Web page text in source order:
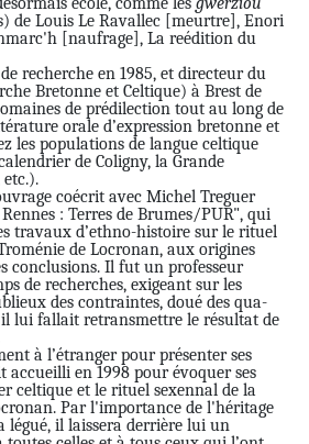
de Louis Le Ravallec [meurtre], Enori
[naufrage], La reédition du
recherche en 1985, et directeur du
Bretonne et Celtique) à Brest de
de prédilection tout au long de
orale d’expression bretonne et
les populations de langue celtique
de Coligny, la Grande
coécrit avec Michel Treguer
Rennes : Terres de Brumes/PUR", qui
travaux d’ethno-histoire sur le rituel
de Locronan, aux origines
conclusions. Il fut un professeur
de recherches, exigeant sur les
des contraintes, doué des qua-
lui fallait retransmettre le résultat de
à l’étranger pour présenter ses
accueilli en 1998 pour évoquer ses
celtique et le rituel sexennal de la
Par l'importance de l'héritage
il laissera derrière lui un